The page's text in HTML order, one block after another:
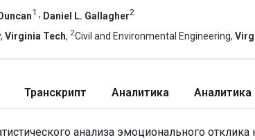
1 , Daniel L. Gallagher2
Virginia Tech, 2Civil and Environmental Engineering,
Транскрипт Аналитика
анализа эмоционального